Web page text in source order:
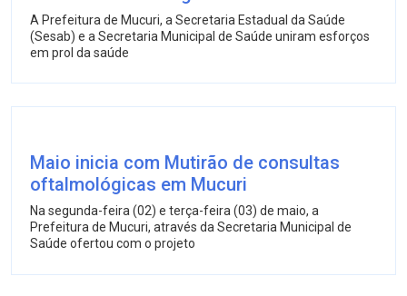
A Prefeitura de Mucuri, a Secretaria Estadual da Saúde
(Sesab) e a Secretaria Municipal de Saúde uniram esforços
em prol da saúde
Maio inicia com Mutirão de consultas
oftalmológicas em Mucuri
Na segunda-feira (02) e terça-feira (03) de maio, a
Prefeitura de Mucuri, através da Secretaria Municipal de
Saúde ofertou com o projeto